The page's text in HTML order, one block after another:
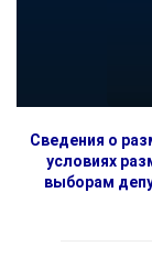
Сведения о
условиях
выборам